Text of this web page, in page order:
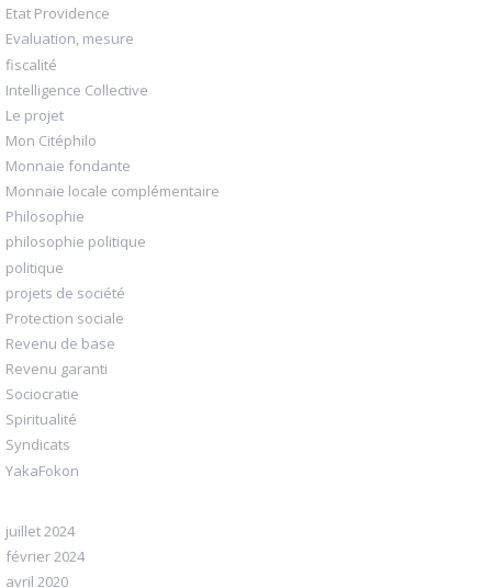
Etat Providence
Evaluation, mesure
fiscalité
Intelligence Collective
Le projet
Mon Citéphilo
Monnaie fondante
Monnaie locale complémentaire
Philosophie
philosophie politique
politique
projets de société
Protection sociale
Revenu de base
Revenu garanti
Sociocratie
Spiritualité
Syndicats
YakaFokon
juillet 2024
février 2024
avril 2020